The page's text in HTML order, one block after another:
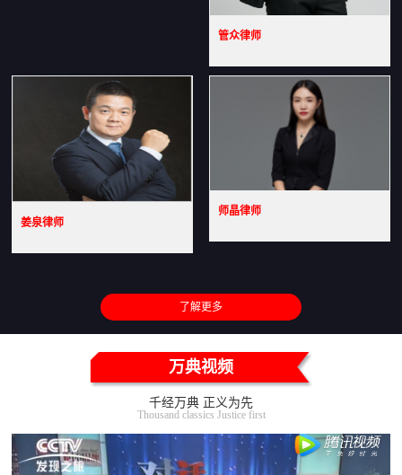
管众律师
姜泉律师
师晶律师
了解更多
万典视频
千经万典 正义为先
Thousand classics Justice first